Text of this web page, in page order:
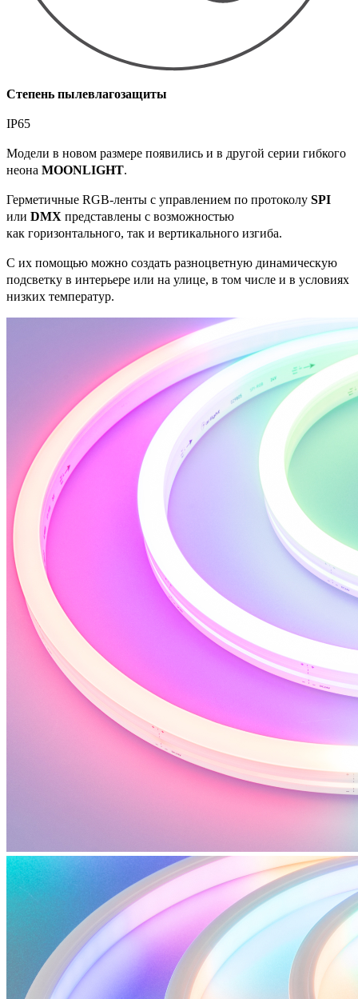
Степень пылевлагозащиты
IP65
Модели в новом размере появились и в другой серии гибкого
неона MOONLIGHT.
Герметичные RGB-ленты с управлением по протоколу SPI
или DMX представлены с возможностью
как горизонтального, так и вертикального изгиба.
С их помощью можно создать разноцветную динамическую
подсветку в интерьере или на улице, в том числе и в условиях
низких температур.